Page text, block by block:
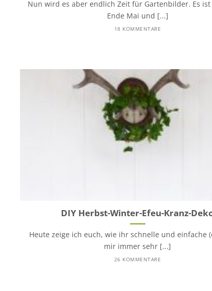
Nun wird es aber endlich Zeit für Gartenbilder. Es
Ende Mai und [...]
18 KOMMENTARE
DIY Herbst-Winter-Efeu-Kranz-
Heute zeige ich euch, wie ihr schnelle und einfache
mir immer sehr [...]
26 KOMMENTARE